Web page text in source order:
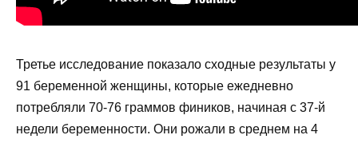
Третье исследование показало сходные результаты у
91 беременной женщины, которые ежедневно
потребляли 70-76 граммов фиников, начиная с 37-й
недели беременности. Они рожали в среднем на 4